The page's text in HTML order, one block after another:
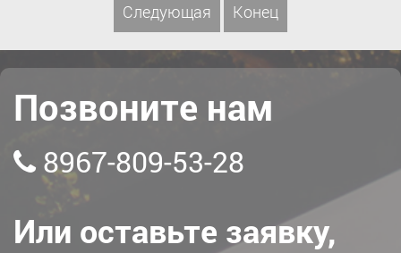
Следующая
Конец
Позвоните нам
8967-809-53-28
Или оставьте заявку,